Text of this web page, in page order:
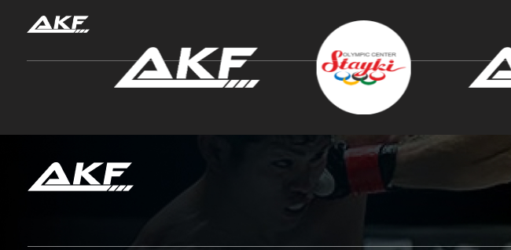
Нажмите Enter для поиска или Esc, чтобы закрыть